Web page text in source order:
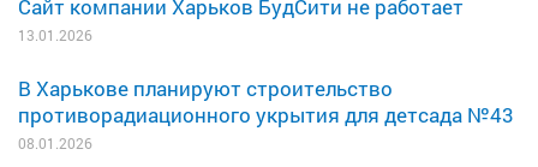
Сайт компании Харьков БудСити не работает
13.01.2026
В Харькове планируют строительство
противорадиационного укрытия для детсада №43
08.01.2026